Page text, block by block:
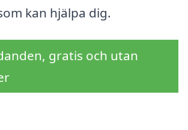
kan hjälpa dig.
gratis och utan